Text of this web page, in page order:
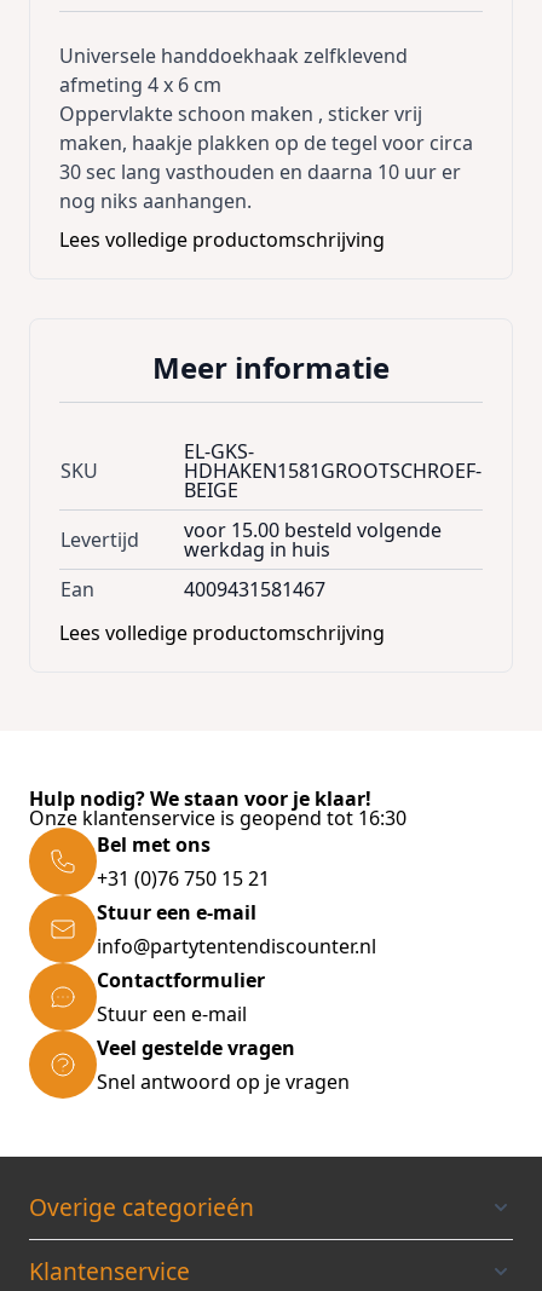
Universele handdoekhaak zelfklevend
afmeting 4 x 6 cm
Oppervlakte schoon maken , sticker vrij
maken, haakje plakken op de tegel voor circa
30 sec lang vasthouden en daarna 10 uur er
nog niks aanhangen.
Lees volledige productomschrijving
Meer informatie
SKU
EL-GKS-
HDHAKEN1581GROOTSCHROEF-
BEIGE
Levertijd
voor 15.00 besteld volgende
werkdag in huis
Ean
4009431581467
Lees volledige productomschrijving
Hulp nodig? We staan voor je klaar!
Onze klantenservice is geopend tot 16:30
Bel met ons
+31 (0)76 750 15 21
Stuur een e-mail
info@partytentendiscounter.nl
Contactformulier
Stuur een e-mail
Veel gestelde vragen
Snel antwoord op je vragen
Overige categorieén
Klantenservice